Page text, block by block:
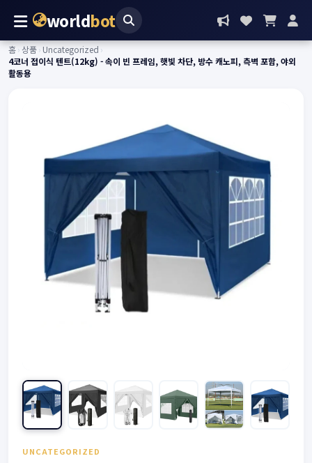
worldbot
홈›상품›Uncategorized ›
4코너 접이식 텐트(12kg) - 속이 빈 프레임, 햇빛 차단, 방수 캐노피, 측벽 포함, 야외
활동용
UNCATEGORIZED